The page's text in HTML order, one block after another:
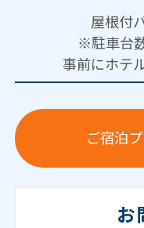
屋根付
※駐車台
事前にホテ
ご宿泊
お